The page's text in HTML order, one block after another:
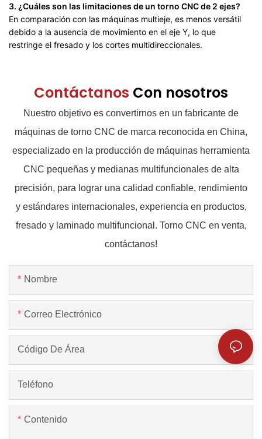
3. ¿Cuáles son las limitaciones de un torno CNC de 2 ejes?
En comparación con las máquinas multieje, es menos versátil
debido a la ausencia de movimiento en el eje Y, lo que
restringe el fresado y los cortes multidireccionales.
Contáctanos Con nosotros
Nuestro objetivo es convertirnos en un fabricante de
máquinas de torno CNC de marca reconocida en China,
especializado en la producción de máquinas herramienta
CNC pequeñas y medianas multifuncionales de alta
precisión, para lograr una calidad confiable, rendimiento
y estándares internacionales, experiencia en productos,
fresado y laminado multifuncional. Torno CNC en venta,
contáctanos!
Nombre
Correo Electrónico
Código De Área
Teléfono
Contenido